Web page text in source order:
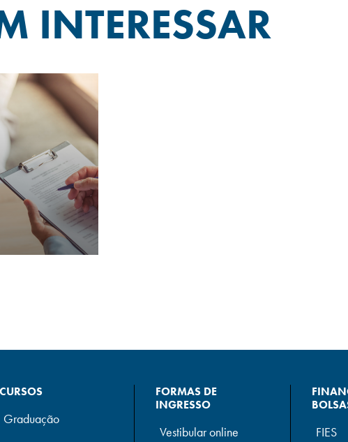
INTERESSAR
CURSOS
Graduação
FORMAS DE
INGRESSO
Vestibular online FIES